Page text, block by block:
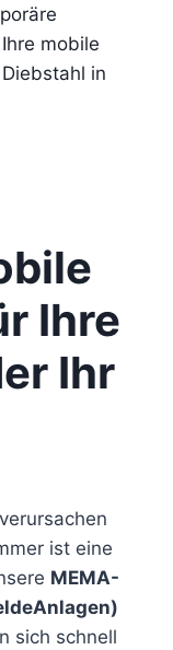
mobile
in
Ihre
Ihr
ist eine
MEMA-
sich schnell